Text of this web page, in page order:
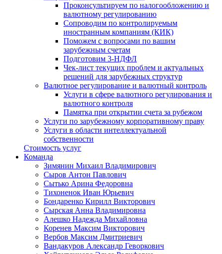
Проконсультируем по налогообложению и
валютному регулированию
Сопроводим по контролируемым
иностранным компаниям (КИК)
Поможем с вопросами по вашим
зарубежным счетам
Подготовим 3-НДФЛ
Чек-лист текущих проблем и актуальных
решений для зарубежных структур
Валютное регулирование и валютный контроль
Услуги в сфере валютного регулирования и
валютного контроля
Памятка при открытии счета за рубежом
Услуги по зарубежному корпоративному праву
Услуги в области интеллектуальной
собственности
Стоимость услуг
Команда
Зимянин Михаил Владимирович
Сыров Антон Павлович
Сытько Арина Федоровна
Тихоненок Иван Юрьевич
Бондаренко Кирилл Викторович
Сырская Анна Владимировна
Алешко Надежда Михайловна
Коренев Максим Викторович
Вербов Максим Дмитриевич
Вандакуров Александр Геворкович